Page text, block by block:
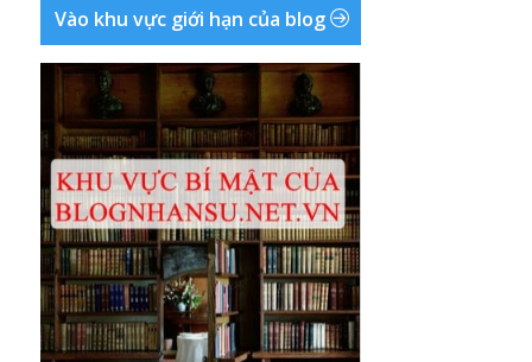
Vào khu vực giới hạn của blog